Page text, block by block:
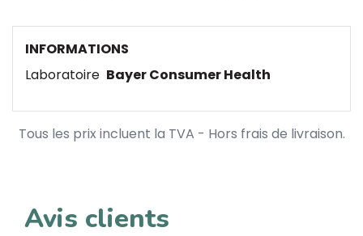
INFORMATIONS
Laboratoire Bayer Consumer Health
Tous les prix incluent la TVA - Hors frais de livraison.
Avis clients